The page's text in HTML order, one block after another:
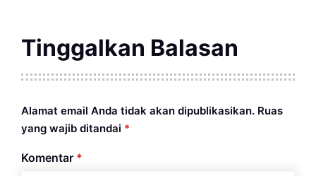
Tinggalkan Balasan
Alamat email Anda tidak akan dipublikasikan. Ruas
yang wajib ditandai *
Komentar *